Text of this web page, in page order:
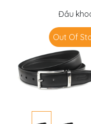
Trang
Đầu
Out Of